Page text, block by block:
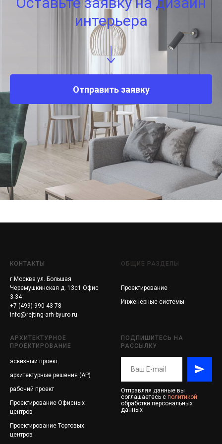
интерьера
Отправить заявку
КОНТАКТЫ
г.Москва ул. Большая
Черемушкинская д. 13с1 Офис
3-34
+7 (499) 990-43-78
info@rejting-arh-byuro.ru
ОБЩИЕ РАЗДЕЛЫ
Проектирование
Инженерные системы
АРХИТЕКТУРНОЕ
ПРОЕКТИРОВАНИЕ
эскизный проект
архитектурные решения (АР)
рабочий проект
Проектирование Офисных
центров
Проектирование Торговых
центров
ПОДПИШИТЕСЬ НА
РАССЫЛКУ
Отправляя данные вы
соглашаетесь с политикой
обработки персональных
данных